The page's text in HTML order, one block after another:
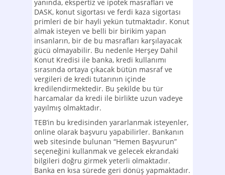
yanında, ekspertiz ve ipotek masrafları ve
DASK, konut sigortası ve ferdi kaza sigortası
primleri de bir hayli yekün tutmaktadır. Konut
almak isteyen ve belli bir birikim yapan
insanların, bir de bu masrafları karşılayacak
gücü olmayabilir. Bu nedenle Herşey Dahil
Konut Kredisi ile banka, kredi kullanımı
sırasında ortaya çıkacak bütün masraf ve
vergileri de kredi tutarının içinde
kredilendirmektedir. Bu şekilde bu tür
harcamalar da kredi ile birlikte uzun vadeye
yayılmış olmaktadır.
TEB’in bu kredisinden yararlanmak isteyenler,
online olarak başvuru yapabilirler. Bankanın
web sitesinde bulunan “Hemen Başvurun”
seçeneğini kullanmak ve gelecek ekrandaki
bilgileri doğru girmek yeterli olmaktadır.
Banka en kısa sürede geri dönüş yapmaktadır.